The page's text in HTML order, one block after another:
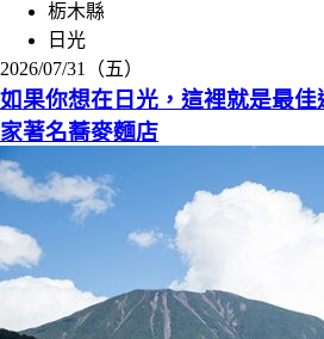
栃木縣
日光
2026/07/31（五）
如果你想在日光，這裡就是最
家著名蕎麥麵店